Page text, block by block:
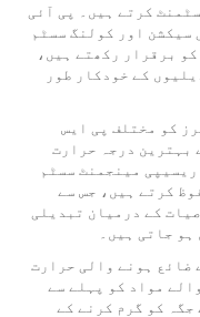
کرتے ہیں۔ پی آئی
سیکشن اور کولنگ سسٹم
برقرار رکھتے ہیں،
کے خودکار طور
کو مختلف پی ایس
بہترین درجہ حرارت
مینجمنٹ سسٹم
کرتے ہیں، جس سے
کے درمیان تبدیلی
جاتی ہیں۔
ضائع ہونے والی حرارت
مواد کو پہلے سے
کو گرم کرنے کے